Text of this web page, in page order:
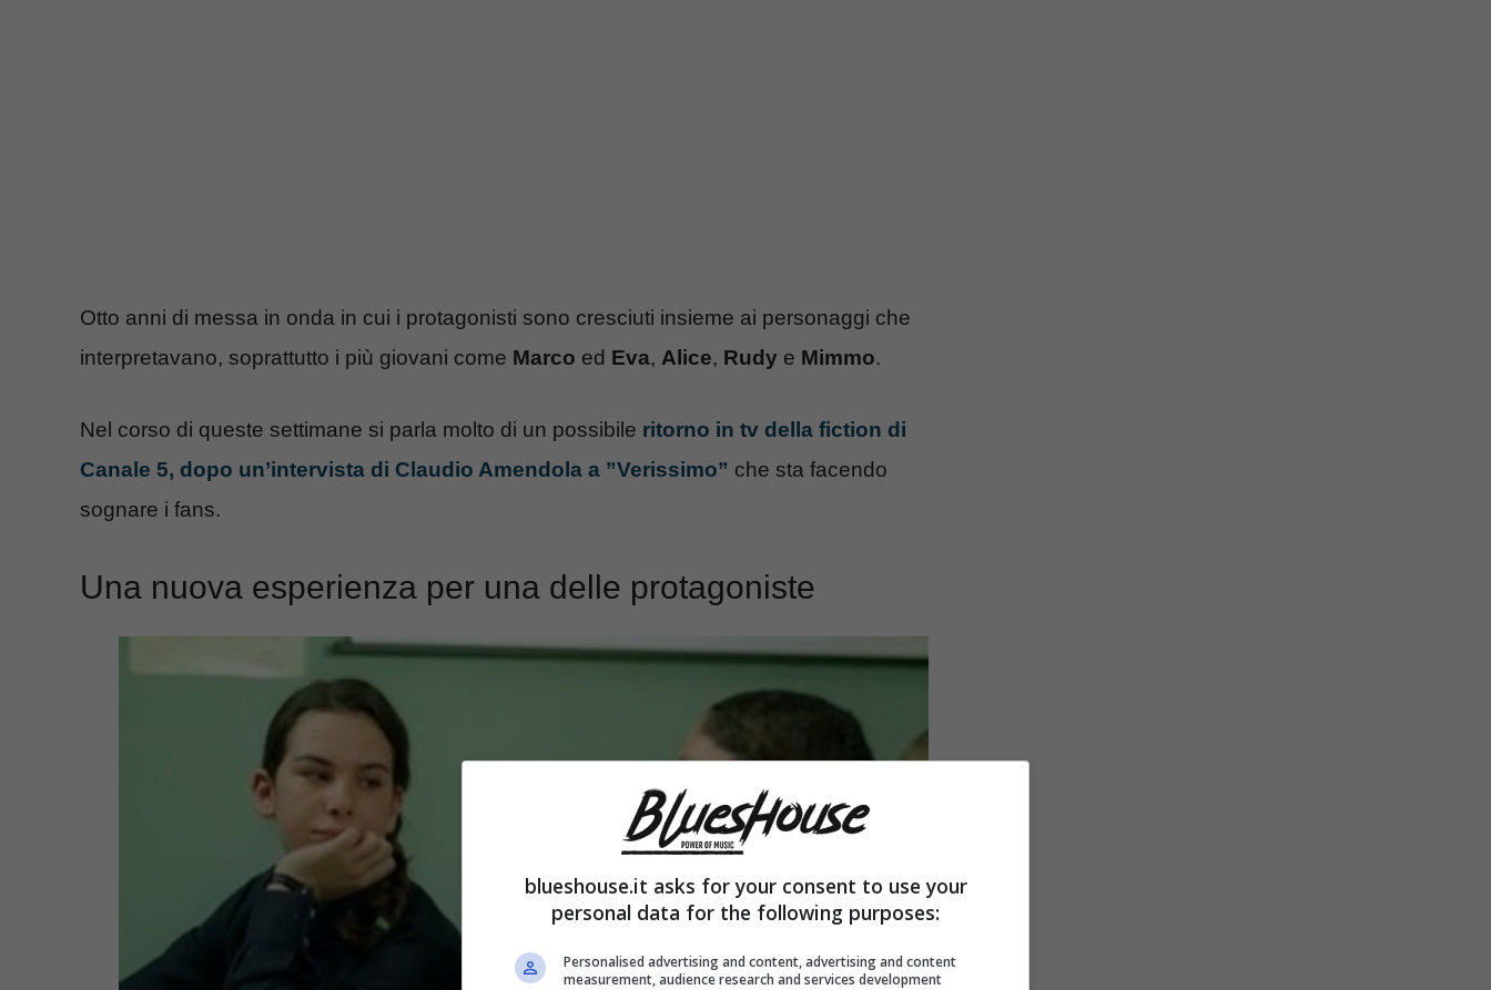
Otto anni di messa in onda in cui i protagonisti sono cresciuti insieme ai personaggi che
interpretavano, soprattutto i più giovani come Marco ed Eva, Alice, Rudy e Mimmo.
Nel corso di queste settimane si parla molto di un possibile ritorno in tv della fiction di
Canale 5, dopo un’intervista di Claudio Amendola a ”Verissimo” che sta facendo
sognare i fans.
Una nuova esperienza per una delle protagoniste
blueshouse.it asks for your consent to use your
personal data for the following purposes:
Personalised advertising and content, advertising and content
measurement, audience research and services development